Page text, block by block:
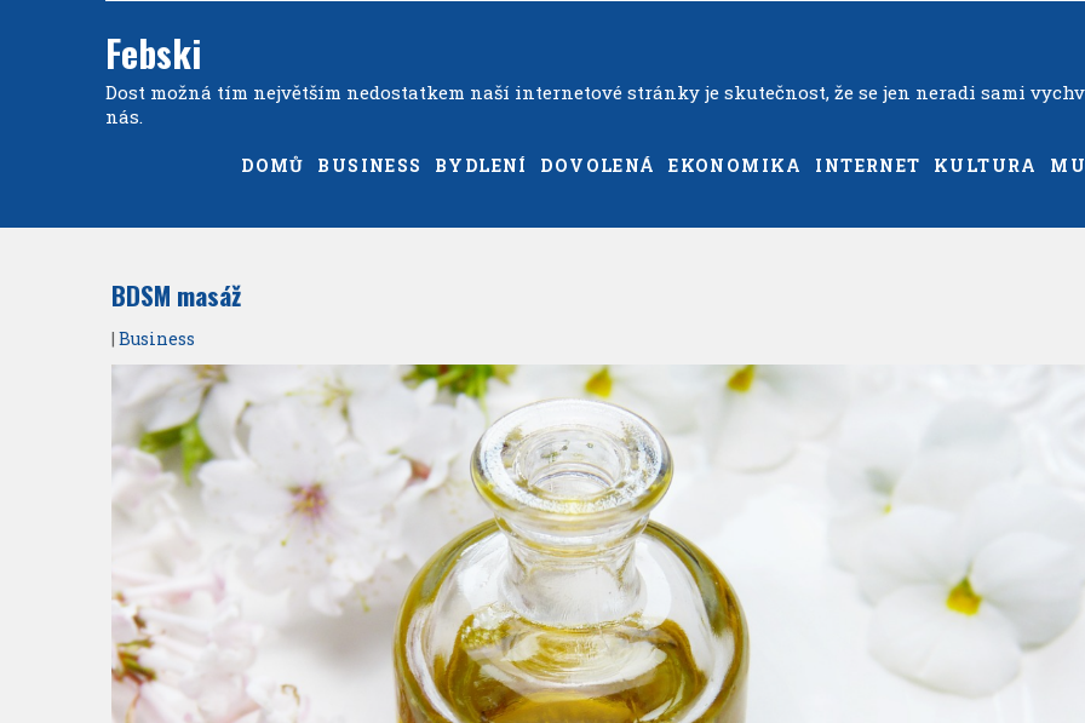
Febski
Dost možná tím největším nedostatkem naší internetové stránky je skutečnost, že se jen neradi sami
nás.
DOMŮ BUSINESS BYDLENÍ DOVOLENÁ EKONOMIKA INTERNET KULTURA
BDSM masáž
| Business